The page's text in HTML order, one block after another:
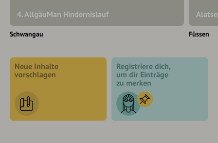
4. AllgäuMan Hindernislauf
Schwangau Füssen
Neue Inhalte
vorschlagen
Registriere dich,
um dir Einträge
zu merken